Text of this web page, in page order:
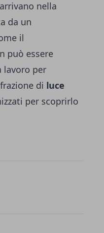
nella
da un
il
può essere
lavoro per
di luce
per scoprirlo